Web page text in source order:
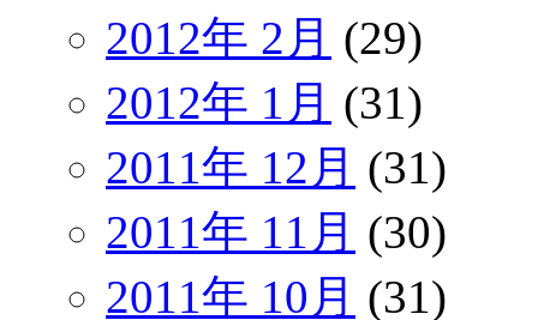
2012年 2月 (29)
2012年 1月 (31)
2011年 12月 (31)
2011年 11月 (30)
2011年 10月 (31)